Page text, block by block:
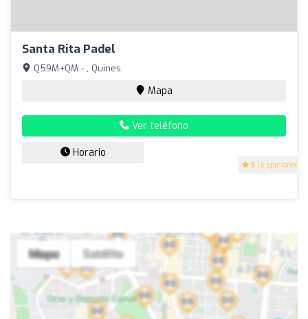
Santa Rita Padel
5 (6 opiniones)
Q59M+QM - , Quines
Mapa
Ver teléfono
Horario